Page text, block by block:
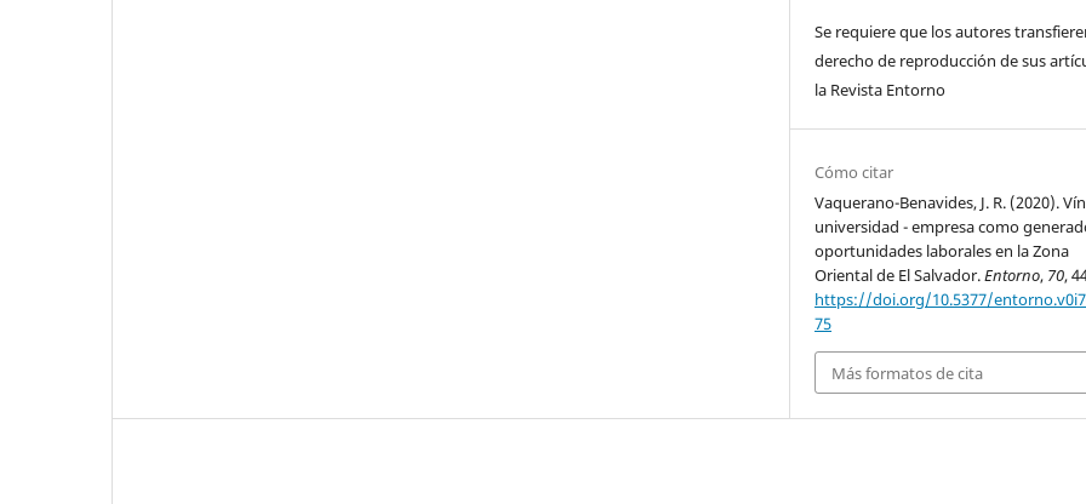
Se requiere que los autores
derecho de reproducción de sus
la Revista Entorno
Cómo citar
Vaquerano-Benavides, J. R. (2020).
universidad - empresa como
oportunidades laborales en la Zona
Oriental de El Salvador.Entorno, 70,
https://doi.org/10.5377/
75
Más formatos de cita